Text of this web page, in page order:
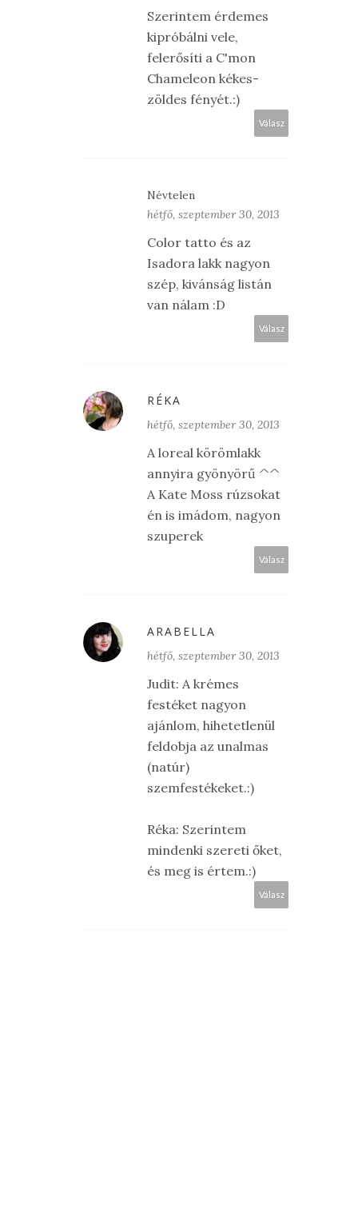
Szerintem érdemes
kipróbálni vele,
felerősíti a C'mon
Chameleon kékes-
zöldes fényét.:)
Válasz
Névtelen
hétfő, szeptember 30, 2013
Color tatto és az
Isadora lakk nagyon
szép, kivánság listán
van nálam :D
Válasz
RÉKA
hétfő, szeptember 30, 2013
A loreal körömlakk
annyira gyönyörű ^^
A Kate Moss rúzsokat
én is imádom, nagyon
szuperek
Válasz
ARABELLA
hétfő, szeptember 30, 2013
Judit: A krémes
festéket nagyon
ajánlom, hihetetlenül
feldobja az unalmas
(natúr)
szemfestékeket.:)
Réka: Szerintem
mindenki szereti őket,
és meg is értem.:)
Válasz